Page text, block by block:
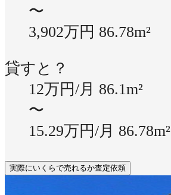
〜
3,902万円 86.78m²
貸すと？
12万円/月 86.1m²
〜
15.29万円/月 86.78m²
実際にいくらで売れるか査定依頼